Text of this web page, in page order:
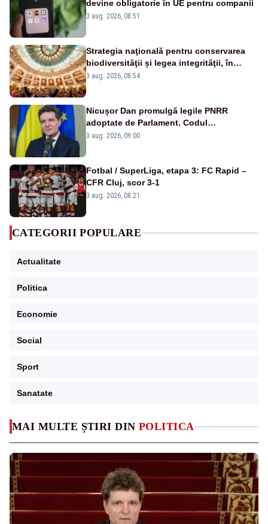
MAI MULTE ȘTIRI DIN POLITICA
devine obligatorie în UE pentru companii
3 aug. 2026, 08:51
Strategia naţională pentru conservarea
biodiversităţii și legea integrităţii, în
dezbatere
3 aug. 2026, 08:54
Nicușor Dan promulgă legile PNRR
adoptate de Parlament. Codul
urbanismului, printre actele normative
3 aug. 2026, 09:00
Fotbal / SuperLiga, etapa 3: FC Rapid –
CFR Cluj, scor 3-1
3 aug. 2026, 08:21
CATEGORII POPULARE
Actualitate
Politica
Economie
Social
Sport
Sanatate